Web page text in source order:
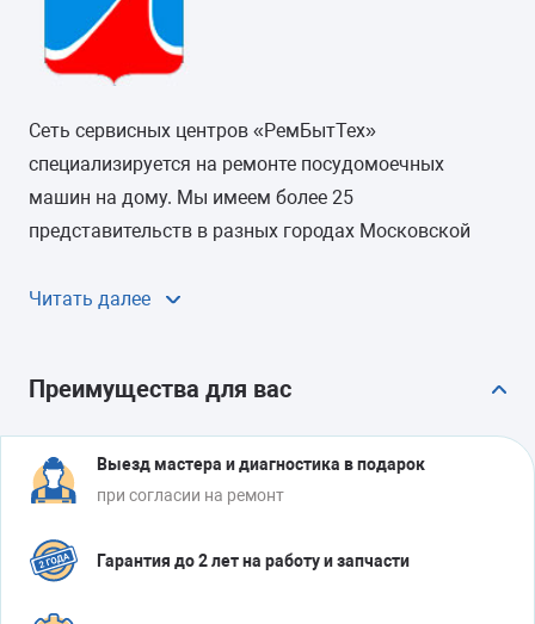
Сеть сервисных центров «РемБытТех»
специализируется на ремонте посудомоечных
машин на дому. Мы имеем более 25
представительств в разных городах Московской
присутствие команды специалистов в вашем городе
24 часов после получения заявки на ремонт. Вам
больше не придется дожидаться прибытия мастера
из Москвы и доплачивать за каждый км от МКАД
при его выезде в область.
Читать далее
Преимущества для вас
Выезд мастера и диагностика в подарок
при согласии на ремонт
Гарантия до 2 лет на работу и запчасти